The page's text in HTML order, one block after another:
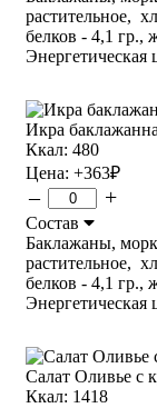
растительное,
белков - 4,1 гр.,
Энергетическая
Икра
Ккал: 480
Цена: +363₽
– +
Состав
Баклажаны,
растительное,
белков - 4,1 гр.,
Энергетическая
Салат Оливье с
Ккал: 1418